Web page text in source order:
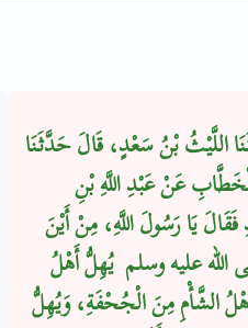
اللَّيْثُ بْنُ سَعْدٍ، قَالَ حَدَّثَنَا
عَنْ عَبْدِ اللَّهِ بْنِ
يَا رَسُولَ اللَّهِ، مِنْ أَيْنَ
الله عليه وسلم ‏‏ يُهِلُّ أَهْلُ
الشَّأْمِ مِنَ الْجُحْفَةِ، وَيُهِلُّ